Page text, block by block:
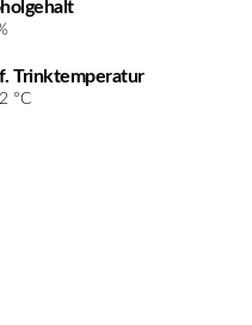
Trinktemperatur
°C